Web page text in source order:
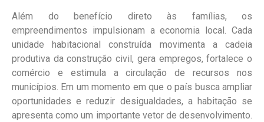
Além do benefício direto às famílias, os
empreendimentos impulsionam a economia local. Cada
unidade habitacional construída movimenta a cadeia
produtiva da construção civil, gera empregos, fortalece o
comércio e estimula a circulação de recursos nos
municípios. Em um momento em que o país busca ampliar
oportunidades e reduzir desigualdades, a habitação se
apresenta como um importante vetor de desenvolvimento.